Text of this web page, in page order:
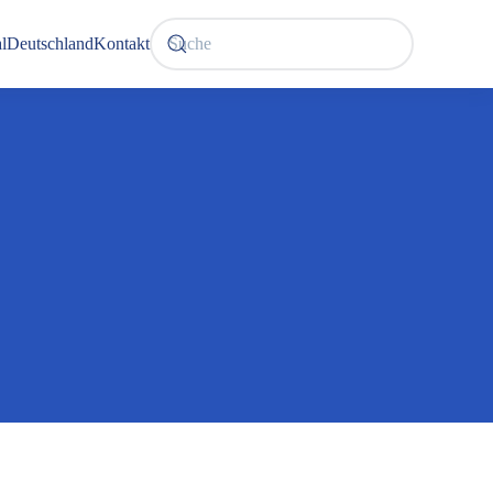
DeutschlandKontakt